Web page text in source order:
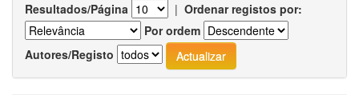
Resultados/Página | Ordenar registos por:
Por ordem
Autores/Registo